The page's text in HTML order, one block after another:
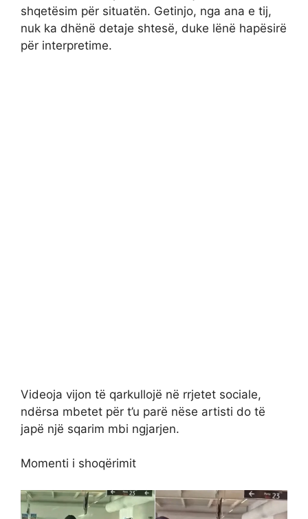
shqetësim për situatën. Getinjo, nga ana e tij,
nuk ka dhënë detaje shtesë, duke lënë hapësirë
për interpretime.
Videoja vijon të qarkullojë në rrjetet sociale,
ndërsa mbetet për t’u parë nëse artisti do të
japë një sqarim mbi ngjarjen.
Momenti i shoqërimit